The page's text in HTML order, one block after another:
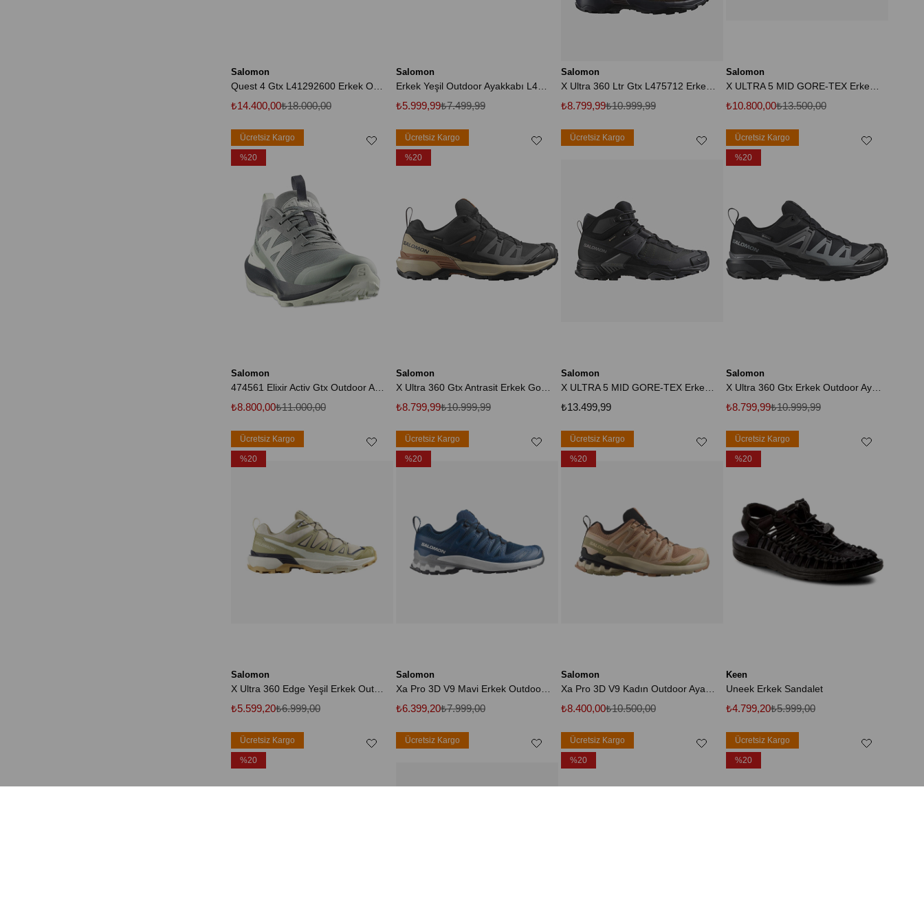
Salomon
Quest 4 Gtx L41292600 Erkek Outdoor Bot - Siyah
₺14.400,00₺18.000,00
Salomon
Erkek Yeşil Outdoor Ayakkabı L47153600
₺5.999,99₺7.499,99
Salomon
₺8.799,99₺10.999,99
Salomon
₺10.800,00₺13.500,00
Salomon
474561 Elixir Activ Gtx Outdoor Açık Yeşil Erkek Spor Ayakkabı
₺8.800,00₺11.000,00
Ücretsiz Kargo
%20
Salomon
X Ultra 360 Gtx Antrasit Erkek Gore-Tex Outdoor Ayakkabı L47687000
₺8.799,99₺10.999,99
Ücretsiz Kargo
%20
Salomon
₺13.499,99
Ücretsiz Kargo
Salomon
X Ultra 360 Gtx Erkek Outdoor Ayakkabı
₺8.799,99₺10.999,99
Ücretsiz Kargo
%20
Salomon
X Ultra 360 Edge Yeşil Erkek Outdoor Ayakkabı - L47818000
₺5.599,20₺6.999,00
Ücretsiz Kargo
%20
Salomon
Xa Pro 3D V9 Mavi Erkek Outdoor Ayakkabı - L47817800
₺6.399,20₺7.999,00
Ücretsiz Kargo
%20
Salomon
₺8.400,00₺10.500,00
Ücretsiz Kargo
%20
Keen
Uneek Erkek Sandalet
₺4.799,20₺5.999,00
Ücretsiz Kargo
%20
Ücretsiz Kargo
%20
Ücretsiz Kargo Ücretsiz Kargo
%20
Ücretsiz Kargo
%20